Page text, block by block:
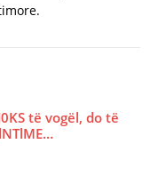
të vogël, do të